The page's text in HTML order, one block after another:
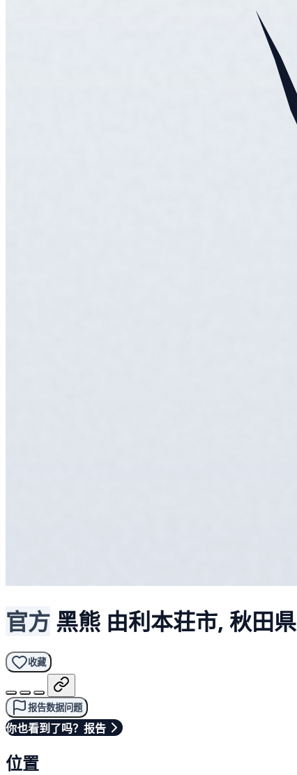
官方 黑熊 由利本荘市, 秋田県
收藏
报告数据问题
你也看到了吗？报告
位置